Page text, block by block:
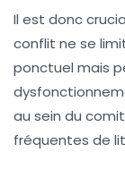
Il est donc
conflit ne se
ponctuel mais
au sein du
fréquentes de